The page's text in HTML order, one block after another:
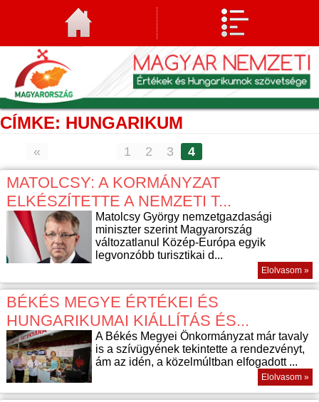
CÍMKE: HUNGARIKUM
« 1 2 3 4
MATOLCSY: A KORMÁNYZAT
ELKÉSZÍTETTE A NEMZETI T...
Matolcsy György nemzetgazdasági
miniszter szerint Magyarország
változatlanul Közép-Európa egyik
legvonzóbb turisztikai d...
Elolvasom »
BÉKÉS MEGYE ÉRTÉKEI ÉS
HUNGARIKUMAI KIÁLLÍTÁS ÉS...
A Békés Megyei Önkormányzat már tavaly
is a szívügyének tekintette a rendezvényt,
ám az idén, a közelmúltban elfogadott ...
Elolvasom »